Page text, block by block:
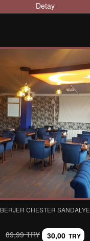
Detay
BERJER CHESTER SANDALYE
89,99 TRY 30,00 TRY